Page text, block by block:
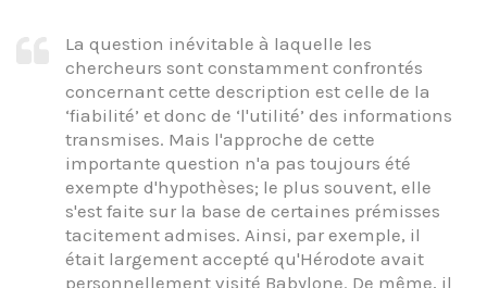
La question inévitable à laquelle les
chercheurs sont constamment confrontés
concernant cette description est celle de la
‘fiabilité’ et donc de ‘l'utilité’ des informations
transmises. Mais l'approche de cette
importante question n'a pas toujours été
exempte d'hypothèses; le plus souvent, elle
s'est faite sur la base de certaines prémisses
tacitement admises. Ainsi, par exemple, il
était largement accepté qu'Hérodote avait
personnellement visité Babylone. De même, il